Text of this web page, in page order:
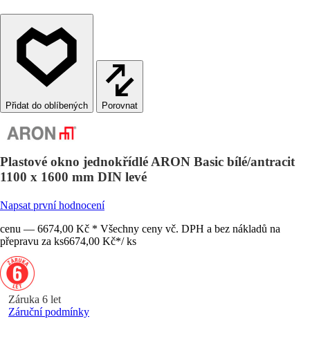
Porovnat
Plastové okno jednokřídlé ARON Basic bílé/antracit
1100 x 1600 mm DIN levé
Napsat první hodnocení
cenu — 6674,00 Kč * Všechny ceny vč. DPH a bez nákladů na
přepravu za ks6674,00 Kč*/ ks
Záruka 6 let
Záruční podmínky